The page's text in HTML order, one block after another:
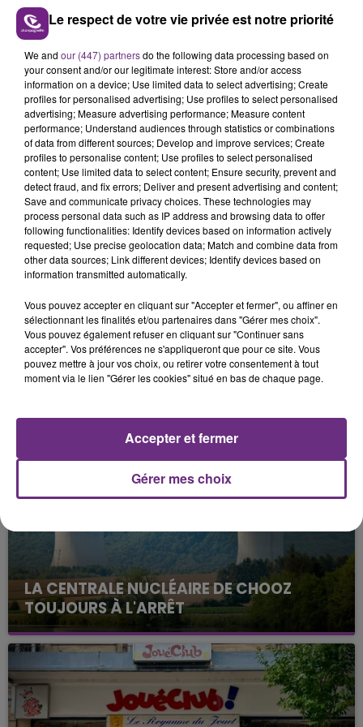
Un poste de vendeur en électroménager en CDI à
pourvoir à Vouziers, qui demande une expérience d’au
moins 1 an dans le domaine.
Si cette offre vous intéresse, contactez :
Pôle Emploi RETHEL
051audrey.potier@pole-emploi.net
L’Entreprise EFES à Charleville-Mézières recrute un
employé polyvalent de restauration, pour préparer
des sandwichs et des plats, vous serez amené aussi à
gérer le stockage, c’est un CDI, débutant accepté.
EFES - M. omur KACAN
28 RUE DU PETIT BOIS
08000 CHARLEVILLE MEZIERES
FIL D'ACTUS
LA CENTRALE NUCLÉAIRE DE CHOOZ
TOUJOURS À L'ARRÊT
Cela fait déjà une semaine que la centrale
nucléaire ardennaise est à l'arrêt. Une situation
justifiée par la sécheresse intense qui est toujours
présente.
Le respect de votre vie privée est notre priorité
We and our (447) partnersdo the following data processing based on
your consent and/or our legitimate interest: Store and/or access
information on a device; Use limited data to select advertising; Create
profiles for personalised advertising; Use profiles to select personalised
advertising; Measure advertising performance; Measure content
performance; Understand audiences through statistics or combinations
of data from different sources; Develop and improve services; Create
profiles to personalise content; Use profiles to select personalised
content; Use limited data to select content; Ensure security, prevent and
detect fraud, and fix errors; Deliver and present advertising and content;
Save and communicate privacy choices. These technologies may
process personal data such as IP address and browsing data to offer
following functionalities: Identify devices based on information actively
requested; Use precise geolocation data; Match and combine data from
other data sources; Link different devices; Identify devices based on
information transmitted automatically.
Vous pouvez accepter en cliquant sur "Accepter et fermer", ou affiner en
sélectionnant les finalités et/ou partenaires dans "Gérer mes choix".
Vous pouvez également refuser en cliquant sur "Continuer sans
accepter". Vos préférences ne s'appliqueront que pour ce site. Vous
pouvez mettre à jour vos choix, ou retirer votre consentement à tout
moment via le lien "Gérer les cookies" situé en bas de chaque page.
Gérer mes choix
Accepter et fermer